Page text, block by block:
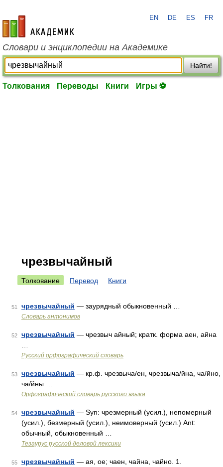
academic.ru
EN DE ES FR
Словари и энциклопедии на Академике
Найти!
Толкования Переводы Книги Игры ⚽
чрезвычайный
Толкование Перевод Книги
51 чрезвычайный — заурядный обыкновенный …
Словарь антонимов
52 чрезвычайный — чрезвыч айный; кратк. форма аен, айна
Русский орфографический словарь
53 чрезвычайный — кр.ф. чрезвыча/ен, чрезвыча/йна, ча/йно,
ча/йны …
Орфографический словарь русского языка
54 чрезвычайный — Syn: чрезмерный (усил.), непомерный
(усил.), безмерный (усил.), неимоверный (усил.) Ant:
обычный, обыкновенный …
Тезаурус русской деловой лексики
55 чрезвычайный — ая, ое; чаен, чайна, чайно. 1.